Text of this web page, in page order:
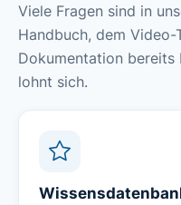
Viele Fragen sind in
Handbuch, dem
Dokumentation
lohnt sich.